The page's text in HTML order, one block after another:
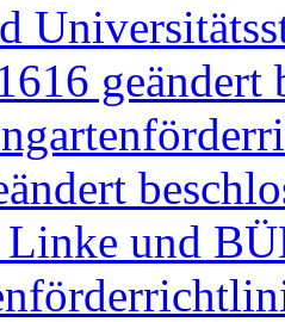
geändert
und